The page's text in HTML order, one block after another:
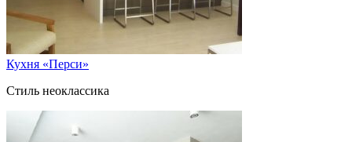
Кухня «Перси»
Стиль неоклассика